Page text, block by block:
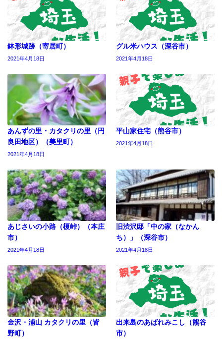
鉢形城跡（寄居町）
2021年4月18日
グル米ハウス（深谷市）
2021年4月18日
あんずの里・カタクリの里（円
良田地区）（美里町）
2021年4月18日
平山家住宅（熊谷市）
2021年4月18日
あじさいの小路（榎峠）（本庄
市）
2021年4月18日
旧渋沢邸「中の家（なかん
ち）」（深谷市）
2021年4月18日
金沢・浦山 カタクリの里（皆
野町）
出来島のあばれみこし（熊谷
市）